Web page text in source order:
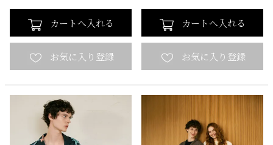
カートへ入れる カートへ入れる